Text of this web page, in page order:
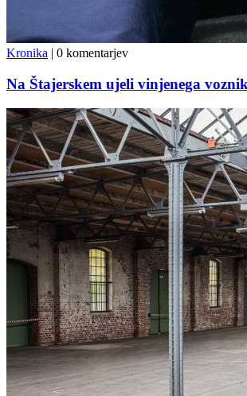
Kronika 0 komentarjev
Na Štajerskem ujeli vinjenega